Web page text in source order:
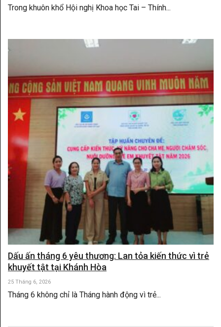
Trong khuôn khổ Hội nghị Khoa học Tai – Thính...
Dấu ấn tháng 6 yêu thương: Lan tỏa kiến thức vì trẻ
khuyết tật tại Khánh Hòa
25 Tháng 6, 2026
Tháng 6 không chỉ là Tháng hành động vì trẻ...